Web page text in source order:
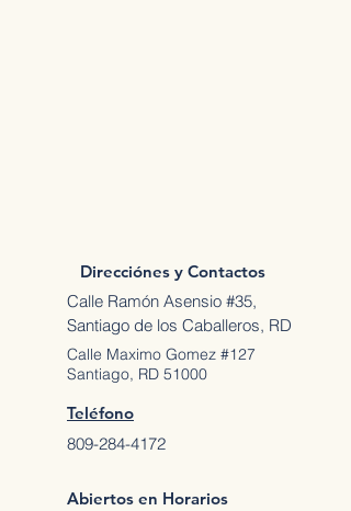
Direcciónes y Contactos
Calle Ramón Asensio #35,
Santiago de los Caballeros, RD
Calle Maximo Gomez #127
Santiago, RD 51000
Teléfono
809-284-4172
Abiertos en Horarios